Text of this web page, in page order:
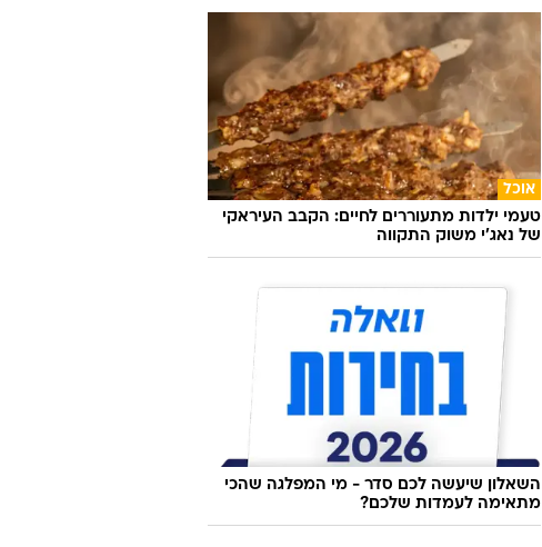
אוכל
טעמי ילדות מתעוררים לחיים: הקבב העיראקי
של נאג׳י משוק התקווה
השאלון שיעשה לכם סדר - מי המפלגה שהכי
מתאימה לעמדות שלכם?